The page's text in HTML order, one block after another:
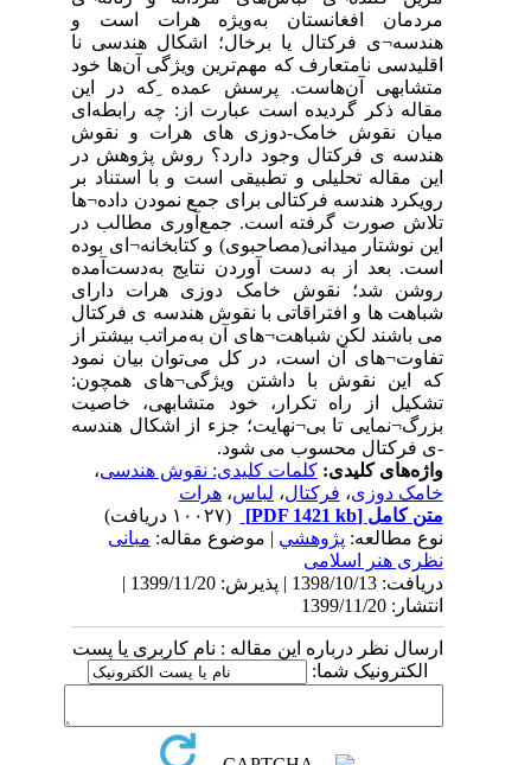
مردمان افغانستان به‌ویژه هرات است و
هندسه¬ی فرکتال یا برخال؛ اشکال هندسی نا
اقلیدسی نامتعارف که مهم‌ترین ویژگی آن‌ها خود
متشابهی آن‌هاست. پرسش عمده ِکه در این
مقاله ذکر گردیده است عبارت از: چه رابطه‌ای
میان نقوش خامک-دوزی های هرات و نقوش
هندسه ی فرکتال وجود دارد؟ روش پژوهش در
این مقاله تحلیلی و تطبیقی است و با استناد بر
رویکرد هندسه فرکتالی برای جمع نمودن داده¬ها
تلاش صورت گرفته است. جمع‌آوری مطالب در
این نوشتار میدانی(مصاحبوی) و کتابخانه¬ای بوده
است. بعد از به دست آوردن نتایج به‌دست‌آمده
روشن شد؛ نقوش خامک دوزی هرات دارای
شباهت ها و افتراقاتی با نقوش هندسه ی فرکتال
می باشند لکن شباهت¬های آن به‌مراتب بیشتر از
تفاوت¬های آن است، در کل می‌توان بیان نمود
که این نقوش با داشتن ویژگی¬های همچون:
تشکیل از راه تکرار، خود متشابهی، خاصیت
بزرگ¬نمایی تا بی¬نهایت؛ جزء از اشکال هندسه
-ی فرکتال محسوب می شود.
واژه‌های کلیدی:کلمات کلیدی: نقوش هندسی ،
خامک دوزی،فرکتال، لباس، هرات
متن کامل[PDF 1421 kb]
(۱۰۰۲۷ دریافت)
نوع مطالعه: پژوهشي | موضوع مقاله:مبانی
نظری هنر اسلامی
دریافت: 1398/10/13 | پذیرش: 1399/11/20 |
ارسال نظر درباره این مقاله : نام کاربری یا پست
الکترونیک شما: